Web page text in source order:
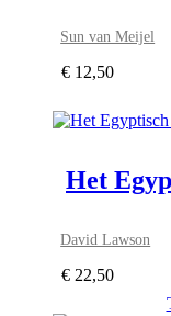
Sun van Meijel
€ 12,50
Het
David Lawson
€ 22,50